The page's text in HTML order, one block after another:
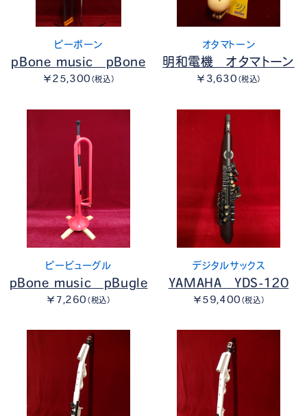
ピーボーン
pBone music pBone
￥25,300 （税込）
オタマトーン
明和電機 オタマトーン
￥3,630 （税込）
ピービューグル
pBone music pBugle
￥7,260 （税込）
デジタルサックス
YAMAHA YDS-120
￥59,400 （税込）